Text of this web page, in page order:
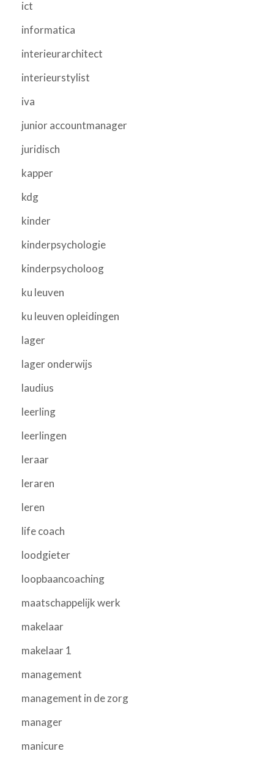
ict
informatica
interieurarchitect
interieurstylist
iva
junior accountmanager
juridisch
kapper
kdg
kinder
kinderpsychologie
kinderpsycholoog
ku leuven
ku leuven opleidingen
lager
lager onderwijs
laudius
leerling
leerlingen
leraar
leraren
leren
life coach
loodgieter
loopbaancoaching
maatschappelijk werk
makelaar
makelaar 1
management
management in de zorg
manager
manicure